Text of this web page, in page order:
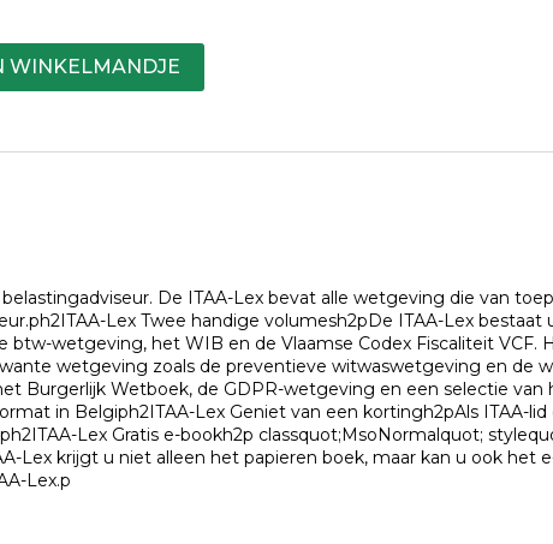
WINKELMANDJE
De ITAA-Lex bevat alle wetgeving die van
Lex Twee handige volumesh2pDe ITAA-Lex
wetgeving, het WIB en de Vlaamse Codex Fiscaliteit VCF.
wetgeving zoals de preventieve witwaswetgeving en de
Burgerlijk Wetboek, de GDPR-wetgeving en een selectie
in Belgiph2ITAA-Lex Geniet van een kortingh2pAls ITAA-
Lex Gratis e-bookh2p classquot;MsoNormalquot;
Lex krijgt u niet alleen het papieren boek, maar kan u ook het
Lex.p